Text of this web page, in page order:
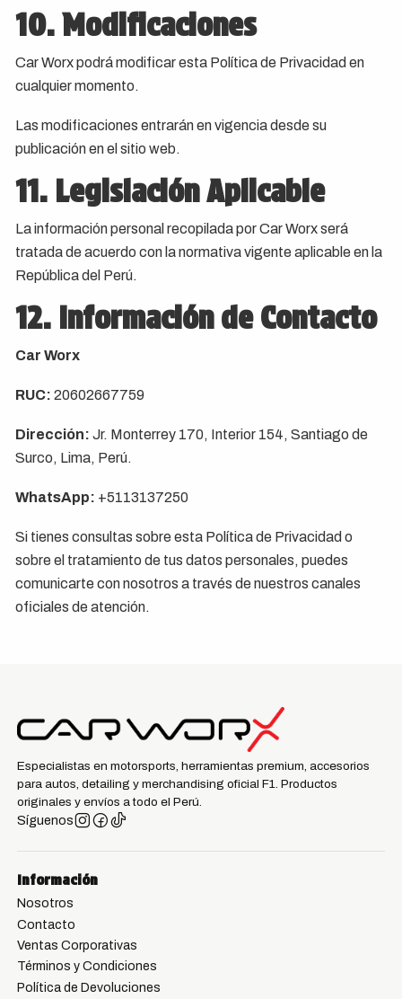
10. Modificaciones
Car Worx podrá modificar esta Política de Privacidad en
cualquier momento.
Las modificaciones entrarán en vigencia desde su
publicación en el sitio web.
11. Legislación Aplicable
La información personal recopilada por Car Worx será
tratada de acuerdo con la normativa vigente aplicable en la
República del Perú.
12. Información de Contacto
Car Worx
RUC: 20602667759
Dirección: Jr. Monterrey 170, Interior 154, Santiago de
Surco, Lima, Perú.
WhatsApp: +5113137250
Si tienes consultas sobre esta Política de Privacidad o
sobre el tratamiento de tus datos personales, puedes
comunicarte con nosotros a través de nuestros canales
oficiales de atención.
Especialistas en motorsports, herramientas premium, accesorios
para autos, detailing y merchandising oficial F1. Productos
originales y envíos a todo el Perú.
Síguenos
Información
Nosotros
Contacto
Ventas Corporativas
Términos y Condiciones
Política de Devoluciones